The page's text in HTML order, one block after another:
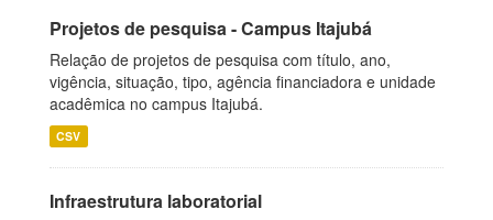
Projetos de pesquisa - Campus Itajubá
Relação de projetos de pesquisa com título, ano,
vigência, situação, tipo, agência financiadora e unidade
acadêmica no campus Itajubá.
CSV
Infraestrutura laboratorial